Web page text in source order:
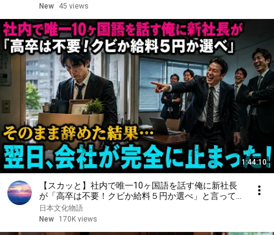
New
45 views
1:44:10
【スカッと】社内で唯一10ヶ国語を話す俺に新社長
が「高卒は不要！クビか給料５円か選べ」と言ってき
た。そのまま辞めた結果
日本文化物語
New
170K views